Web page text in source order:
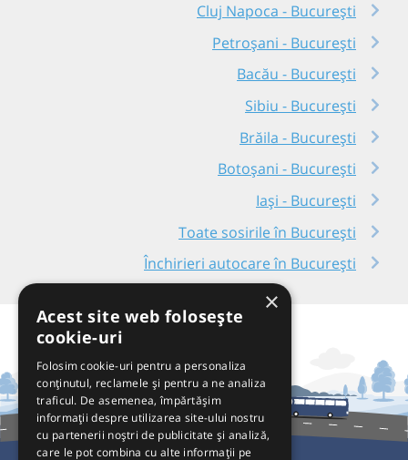
Cluj Napoca - București
Petroșani - București
Bacău - București
Sibiu - București
Brăila - București
Botoșani - București
Iași - București
Toate sosirile în București
Închirieri autocare în București
×
Acest site web folosește
cookie-uri
Folosim cookie-uri pentru a personaliza
conținutul, reclamele și pentru a ne analiza
traficul. De asemenea, împărtășim
informații despre utilizarea site-ului nostru
cu partenerii noștri de publicitate și analiză,
care le pot combina cu alte informații pe